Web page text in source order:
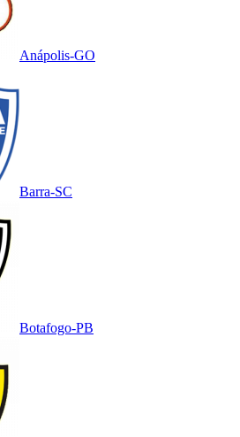
Anápolis-GO
Barra-SC
Botafogo-PB